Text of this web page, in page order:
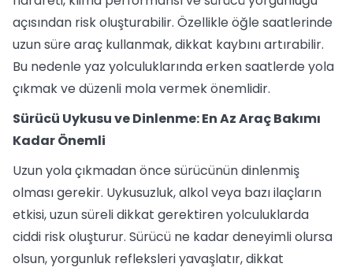
açısından risk oluşturabilir. Özellikle öğle saatlerinde
uzun süre araç kullanmak, dikkat kaybını artırabilir.
Bu nedenle yaz yolculuklarında erken saatlerde yola
çıkmak ve düzenli mola vermek önemlidir.
Sürücü Uykusu ve Dinlenme: En Az Araç Bakımı
Kadar Önemli
Uzun yola çıkmadan önce sürücünün dinlenmiş
olması gerekir. Uykusuzluk, alkol veya bazı ilaçların
etkisi, uzun süreli dikkat gerektiren yolculuklarda
ciddi risk oluşturur. Sürücü ne kadar deneyimli olursa
olsun, yorgunluk refleksleri yavaşlatır, dikkat